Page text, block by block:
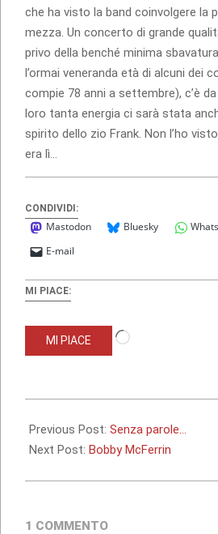
che ha visto la band coinvolgere la
mezza. Un concerto di grande
privo della benché minima
l’ormai veneranda età di alcuni dei
compie 78 anni a settembre), c’è
loro tanta energia ci sarà stata
spirito dello zio Frank. Non l’ho
era lì…
CONDIVIDI:
Mastodon Bluesky
E-mail
MI PIACE:
MI PIACE
07-
18
Previous Post: Senza parole…
Next Post: Bobby McFerrin
1 COMMENTO